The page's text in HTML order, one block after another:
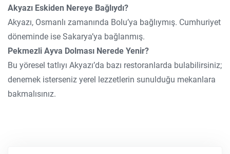
Akyazı Eskiden Nereye Bağlıydı?
Akyazı, Osmanlı zamanında Bolu’ya bağlıymış. Cumhuriyet
döneminde ise Sakarya’ya bağlanmış.
Pekmezli Ayva Dolması Nerede Yenir?
Bu yöresel tatlıyı Akyazı’da bazı restoranlarda bulabilirsiniz;
denemek isterseniz yerel lezzetlerin sunulduğu mekanlara
bakmalısınız.